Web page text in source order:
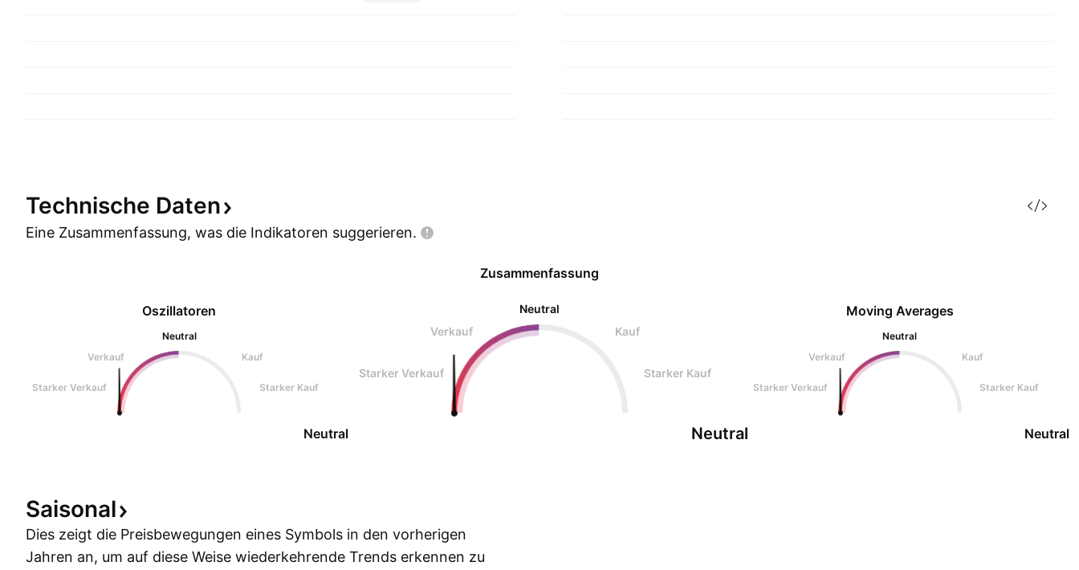
Technische Daten
Eine Zusammenfassung, was die Indikatoren suggerieren.
Oszillatoren
Neutral
Verkauf
Kauf
Starker Verkauf Starker Kauf
Neutral
Zusammenfassung
Neutral
Verkauf
Kauf
Starker Verkauf Starker Kauf
Neutral
Moving Averages
Neutral
Verkauf
Kauf
Starker Verkauf Starker Kauf
Neutral
Saisonal
Dies zeigt die Preisbewegungen eines Symbols in den vorherigen
Jahren an, um auf diese Weise wiederkehrende Trends erkennen zu